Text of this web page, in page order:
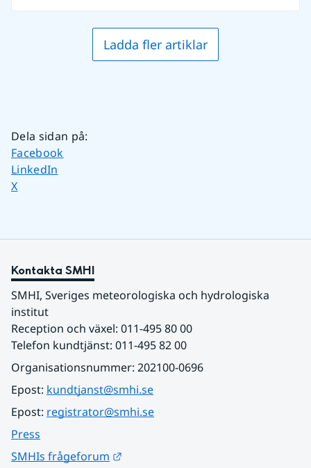
Ladda fler artiklar
Dela sidan på:
Dela sidan på
Facebook
Dela sidan på
LinkedIn
Dela sidan på
X
Kontakta SMHI
SMHI, Sveriges meteorologiska och hydrologiska
institut
Reception och växel: 011-495 80 00
Telefon kundtjänst: 011-495 82 00
Organisationsnummer: 202100-0696
Epost: kundtjanst@smhi.se
Epost: registrator@smhi.se
Press
SMHIs frågeforum